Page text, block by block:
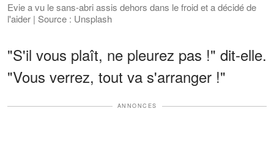
Evie a vu le sans-abri assis dehors dans le froid et a décidé de
l'aider | Source : Unsplash
"S'il vous plaît, ne pleurez pas !" dit-elle.
"Vous verrez, tout va s'arranger !"
ANNONCES